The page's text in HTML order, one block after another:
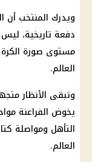
ويدرك المنتخب أن
دفعة تاريخية،
مستوى صورة
العالم.
وتبقى الأنظار
يخوض الفراعنة
التأهل ومواصلة
العالم.